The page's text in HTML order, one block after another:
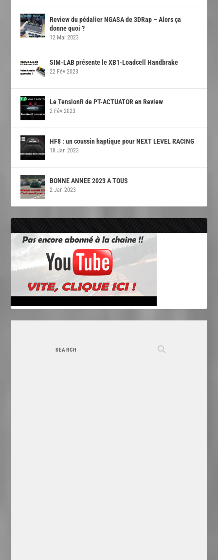
Review du pédalier NGASA de 3DRap – Alors ça
donne quoi ?
12 Mai 2023
SIM-LAB présente le XB1-Loadcell Handbrake
22 Fév 2023
Le TensionR de PT-ACTUATOR en Review
2 Fév 2023
HF8 : un coussin haptique pour NEXT LEVEL RACING
18 Jan 2023
BONNE ANNEE 2023 A TOUS
2 Jan 2023